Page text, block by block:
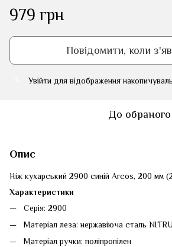
979 грн
Повідомити, коли
Увійти для відображення
До обраного
Опис
Ніж кухарський 2900 синій Arcos, 200 мм
Характеристики
Серія: 2900
Матеріал леза: нержавіюча сталь
Матеріал ручки: поліпропілен